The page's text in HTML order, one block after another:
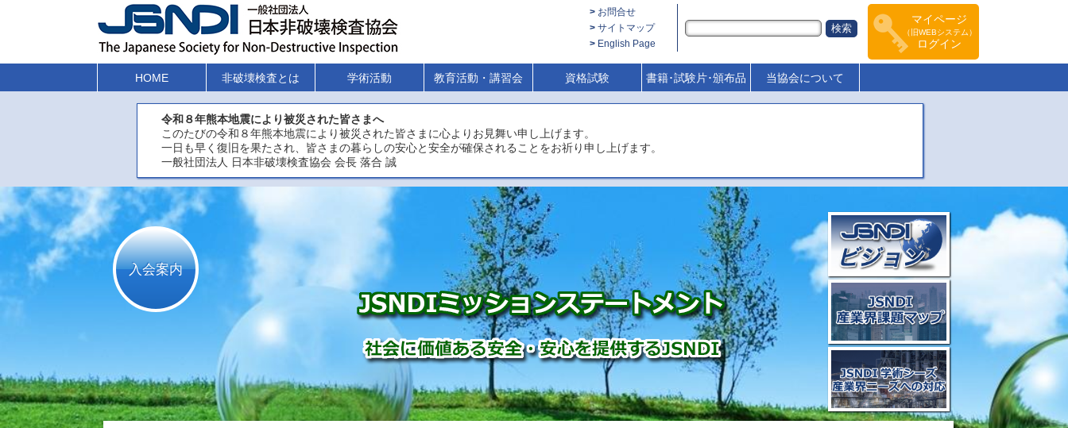
お問合せ
サイトマップ
English Page
マイページ
（旧WEBシステム）
ログイン
HOME 非破壊検査とは 学術活動 教育活動・講習会 資格試験 書籍･試験片･頒布品 当協会について
令和８年熊本地震により被災された皆さまへ
このたびの令和８年熊本地震により被災された皆さまに心よりお見舞い申し上げます。
一日も早く復旧を果たされ、皆さまの暮らしの安心と安全が確保されることをお祈り申し上げます。
一般社団法人 日本非破壊検査協会 会長 落合 誠
入会案内